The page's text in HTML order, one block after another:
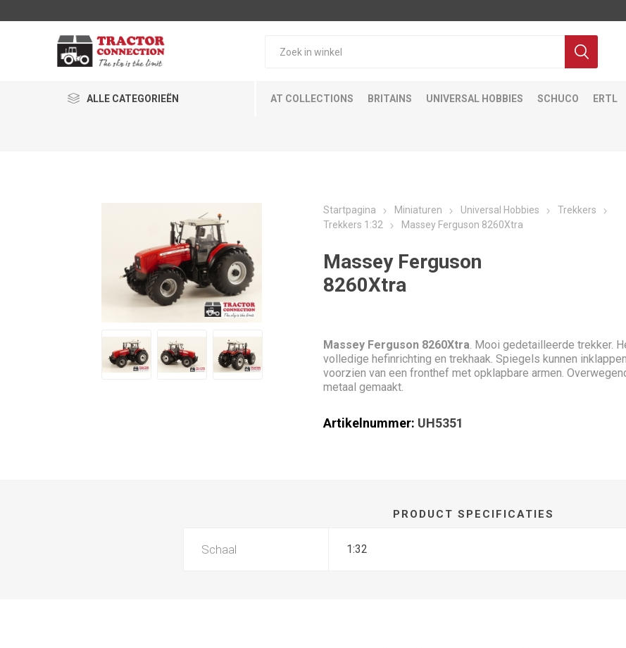
ALLE CATEGORIEËN AT COLLECTIONS BRITAINS UNIVERSAL HOBBIES SCHUCO ERTL
Startpagina Miniaturen Universal Hobbies
Trekkers
Trekkers 1:32
Massey Ferguson 8260Xtra
Massey Ferguson
8260Xtra
Massey Ferguson 8260Xtra. Mooi gedetailleerde trekker.
volledige hefinrichting en trekhaak. Spiegels kunnen
voorzien van een fronthef met opklapbare armen.
metaal gemaakt.
Artikelnummer: UH5351
PRODUCT SPECIFICATIES
Schaal 1:32